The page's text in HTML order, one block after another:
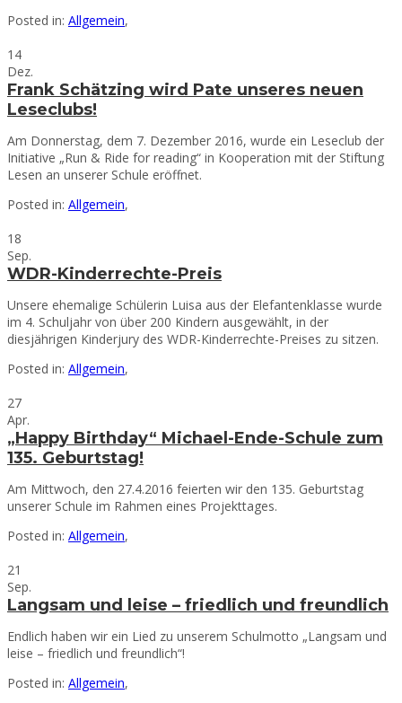
Posted in: Allgemein,
14
Dez.
Frank Schätzing wird Pate unseres neuen
Leseclubs!
Am Donnerstag, dem 7. Dezember 2016, wurde ein Leseclub der
Initiative „Run & Ride for reading“ in Kooperation mit der Stiftung
Lesen an unserer Schule eröffnet.
Posted in: Allgemein,
18
Sep.
WDR-Kinderrechte-Preis
Unsere ehemalige Schülerin Luisa aus der Elefantenklasse wurde
im 4. Schuljahr von über 200 Kindern ausgewählt, in der
diesjährigen Kinderjury des WDR-Kinderrechte-Preises zu sitzen.
Posted in: Allgemein,
27
Apr.
„Happy Birthday“ Michael-Ende-Schule zum
135. Geburtstag!
Am Mittwoch, den 27.4.2016 feierten wir den 135. Geburtstag
unserer Schule im Rahmen eines Projekttages.
Posted in: Allgemein,
21
Sep.
Langsam und leise – friedlich und freundlich
Endlich haben wir ein Lied zu unserem Schulmotto „Langsam und
leise – friedlich und freundlich“!
Posted in: Allgemein,